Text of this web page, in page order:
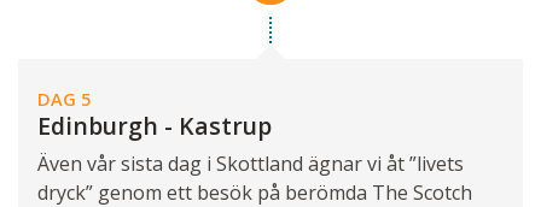
DAG 5
Edinburgh - Kastrup
Även vår sista dag i Skottland ägnar vi åt ”livets
dryck” genom ett besök på berömda The Scotch